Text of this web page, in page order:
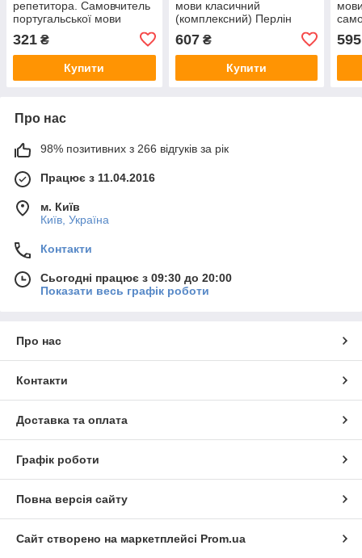
репетитора. Самовчитель
португальської мови
321 ₴
Купити
мови класичний
(комплексний) Перлін
607₴
Купити
595
Про нас
98% позитивних з 266 відгуків за рік
Працює з 11.04.2016
м. Київ
Київ, Україна
Контакти
Сьогодні працює з 09:30 до 20:00
Показати весь графік роботи
Про нас
Контакти
Доставка та оплата
Графік роботи
Повна версія сайту
Сайт створено на маркетплейсі Prom.ua